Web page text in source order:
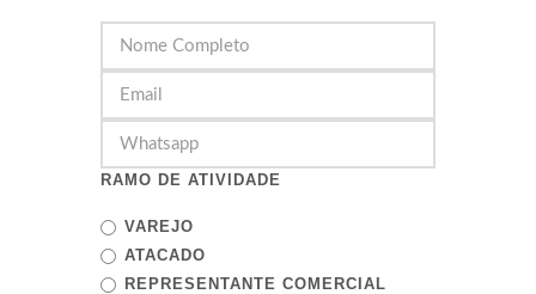
RAMO DE ATIVIDADE
VAREJO
ATACADO
REPRESENTANTE COMERCIAL